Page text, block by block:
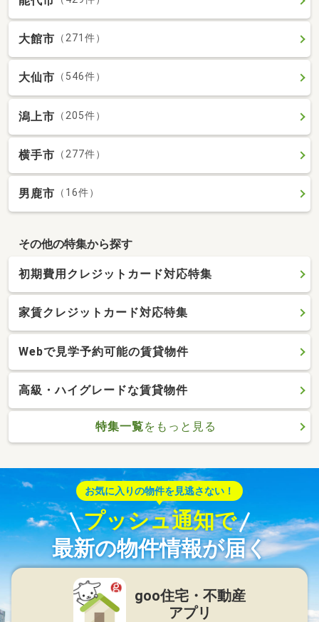
大館市 （271件）
大仙市 （546件）
潟上市 （205件）
横手市 （277件）
男鹿市 （16件）
その他の特集から探す
初期費用クレジットカード対応特集
家賃クレジットカード対応特集
Webで見学予約可能の賃貸物件
高級・ハイグレードな賃貸物件
特集一覧をもっと見る
お気に入りの物件を見逃さない！
プッシュ通知で
最新の物件情報が届く
goo住宅・不動産
アプリ